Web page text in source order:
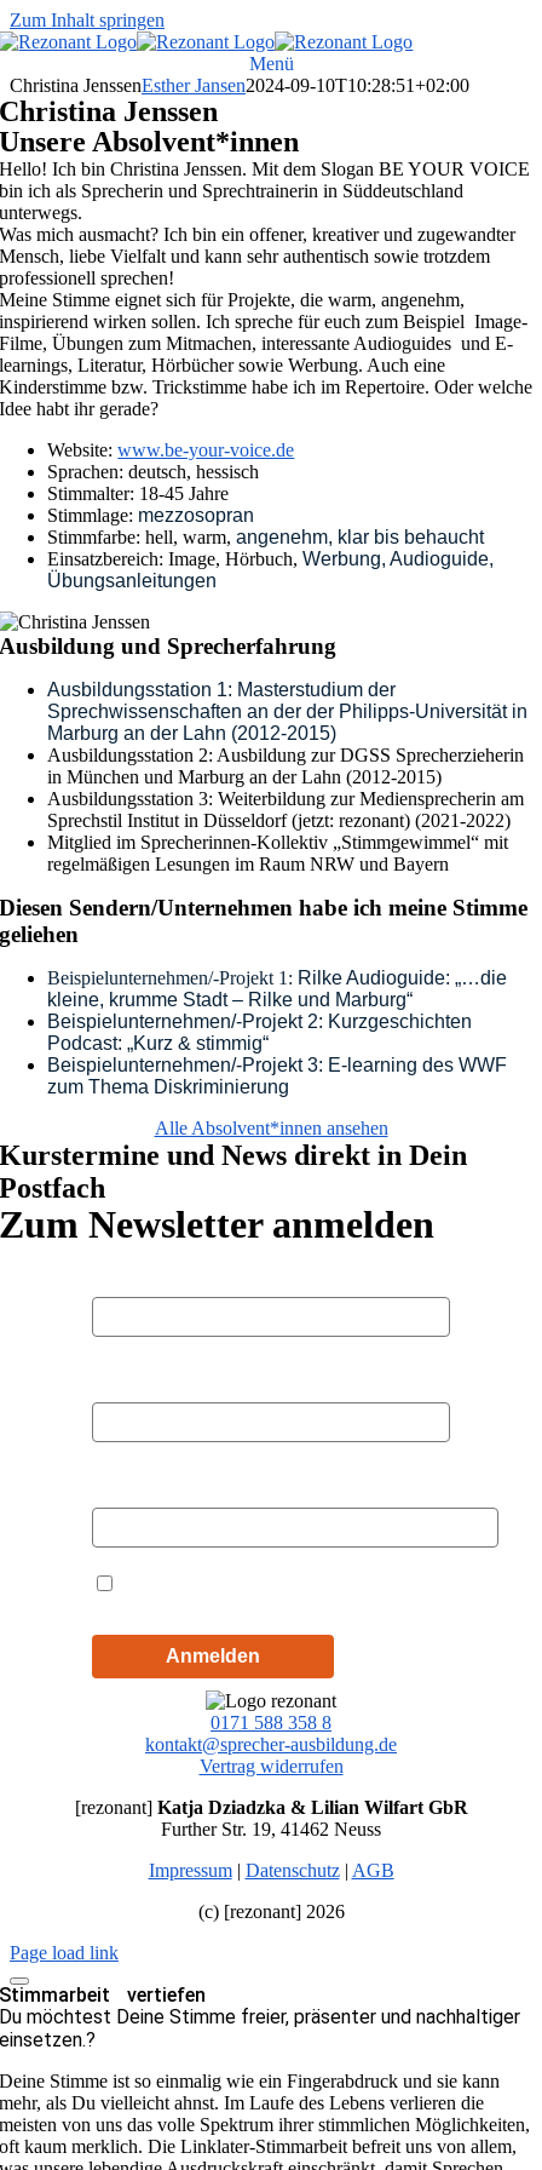
Zum Inhalt springen
Menü
Christina JenssenEsther Jansen2024-09-10T10:28:51+02:00
Christina Jenssen
Unsere Absolvent*innen
Hello! Ich bin Christina Jenssen. Mit dem Slogan BE YOUR VOICE
bin ich als Sprecherin und Sprechtrainerin in Süddeutschland
unterwegs.
Was mich ausmacht? Ich bin ein offener, kreativer und zugewandter
Mensch, liebe Vielfalt und kann sehr authentisch sowie trotzdem
professionell sprechen!
Meine Stimme eignet sich für Projekte, die warm, angenehm,
inspirierend wirken sollen. Ich spreche für euch zum Beispiel Image-
Filme, Übungen zum Mitmachen, interessante Audioguides und E-
learnings, Literatur, Hörbücher sowie Werbung. Auch eine
Kinderstimme bzw. Trickstimme habe ich im Repertoire. Oder welche
Idee habt ihr gerade?
Website:www.be-your-voice.de
Sprachen: deutsch, hessisch
Stimmalter: 18-45 Jahre
Stimmlage: mezzosopran
Stimmfarbe: hell, warm,angenehm, klar bis behaucht
Einsatzbereich: Image, Hörbuch,Werbung, Audioguide,
Übungsanleitungen
Ausbildung und Sprecherfahrung
Ausbildungsstation 1: Masterstudium der
Sprechwissenschaften an der der Philipps-Universität in
Marburg an der Lahn (2012-2015)
Ausbildungsstation 2: Ausbildung zur DGSS Sprecherzieherin
in München und Marburg an der Lahn(2012-2015)
Ausbildungsstation 3: Weiterbildung zur Mediensprecherin am
Sprechstil Institut in Düsseldorf (jetzt: rezonant) (2021-2022)
Mitglied im Sprecherinnen-Kollektiv „Stimmgewimmel“ mit
regelmäßigen Lesungen im Raum NRW und Bayern
Diesen Sendern/Unternehmen habe ich meine Stimme
geliehen
Beispielunternehmen/-Projekt 1: Rilke Audioguide: „…die
kleine, krumme Stadt – Rilke und Marburg“
Beispielunternehmen/-Projekt 2: Kurzgeschichten
Podcast: „Kurz & stimmig“
Beispielunternehmen/-Projekt 3: E-learning des WWF
zum Thema Diskriminierung
Alle Absolvent*innen ansehen
Kurstermine und News direkt in Dein
Postfach
Zum Newsletter anmelden
Anmelden
0171 588 358 8
kontakt@sprecher-ausbildung.de
Vertrag widerrufen
[rezonant] Katja Dziadzka & Lilian Wilfart GbR
Further Str. 19, 41462 Neuss
Impressum| Datenschutz| AGB
(c) [rezonant] 2026
Page load link
Stimmarbeit vertiefen
Du möchtest Deine Stimme freier, präsenter und nachhaltiger
einsetzen.?
Deine Stimme ist so einmalig wie ein Fingerabdruck und sie kann
mehr, als Du vielleicht ahnst. Im Laufe des Lebens verlieren die
meisten von uns das volle Spektrum ihrer stimmlichen Möglichkeiten,
oft kaum merklich. Die Linklater-Stimmarbeit befreit uns von allem,